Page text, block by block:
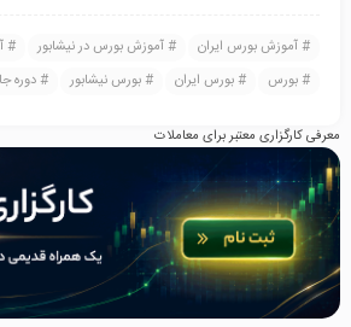
آموزش بورس ایران آموزش بورس در نیشابور
بورس
بورس ایران بورس نیشابور دوره
معرفی کارگزاری معتبر برای معاملات